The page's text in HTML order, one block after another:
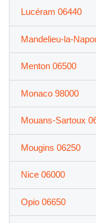
Lucéram 06440
Mandelieu-la-
Menton 06500
Monaco 98000
Mouans-Sartoux
Mougins 06250
Nice 06000
Opio 06650